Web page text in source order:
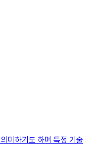
미하기도 하며 특정 기술